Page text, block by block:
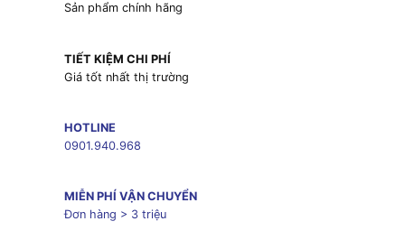
Sản phẩm chính hãng
TIẾT KIỆM CHI PHÍ
Giá tốt nhất thị trường
HOTLINE
0901.940.968
MIỄN PHÍ VẬN CHUYỂN
Đơn hàng > 3 triệu